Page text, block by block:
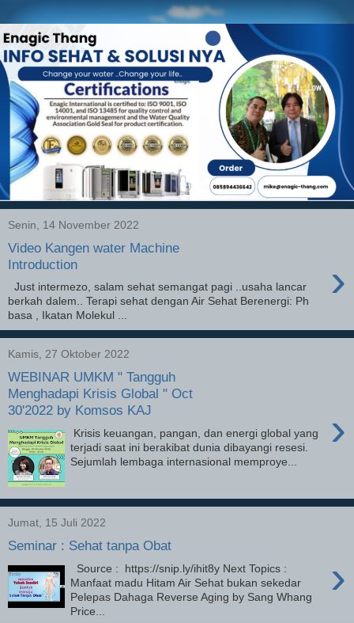
Senin, 14 November 2022
Video Kangen water Machine
Introduction
›
Just intermezo, salam sehat semangat pagi ..usaha lancar
berkah dalem.. Terapi sehat dengan Air Sehat Berenergi: Ph
basa , Ikatan Molekul ...
Kamis, 27 Oktober 2022
WEBINAR UMKM " Tangguh
Menghadapi Krisis Global " Oct
30'2022 by Komsos KAJ
›
Krisis keuangan, pangan, dan energi global yang
terjadi saat ini berakibat dunia dibayangi resesi.
Sejumlah lembaga internasional memproye...
Jumat, 15 Juli 2022
Seminar : Sehat tanpa Obat
›
Source : https://snip.ly/ihit8y Next Topics :
Manfaat madu Hitam Air Sehat bukan sekedar
Pelepas Dahaga Reverse Aging by Sang Whang
Price...